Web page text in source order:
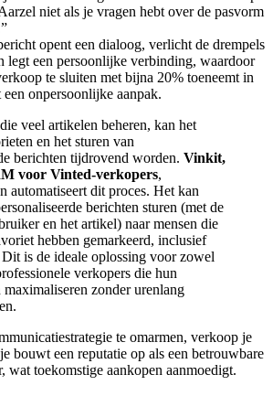
niet als je vragen hebt over de pasvorm
opent een dialoog, verlicht de drempels
legt een persoonlijke verbinding, waardoor
te sluiten met bijna 20% toeneemt in
onpersoonlijke aanpak.
veel artikelen beheren, kan het
en het sturen van
berichten tijdrovend worden. Vinkit,
voor Vinted-verkopers,
automatiseert dit proces. Het kan
berichten sturen (met de
en het artikel) naar mensen die
hebben gemarkeerd, inclusief
is de ideale oplossing voor zowel
verkopers die hun
zonder urenlang
te omarmen, verkoop je
bouwt een reputatie op als een betrouwbare
wat toekomstige aankopen aanmoedigt.